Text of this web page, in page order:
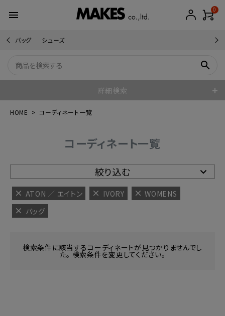
menu 0
バッグ シューズ
search
詳細検索
HOME コーディネート一覧
コーディネート一覧
絞り込む
ATON ／ エイトン IVORY
WOMENS
バッグ
検索条件に該当するコーディネートが見つかりませんでし
た。 検索条件を変更してください。